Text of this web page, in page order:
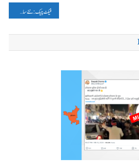
فیکٹ چیک: نئے سال 2025 کے برسانہ کے ہجوم کو مہاکمبھ کا بتا کر گمراہ کن دعویٰ کیا گیا۔